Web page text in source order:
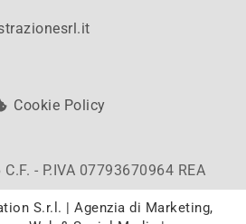
Cookie Policy
- P.IVA 07793670964 REA
S.r.l. | Agenzia di Marketing,